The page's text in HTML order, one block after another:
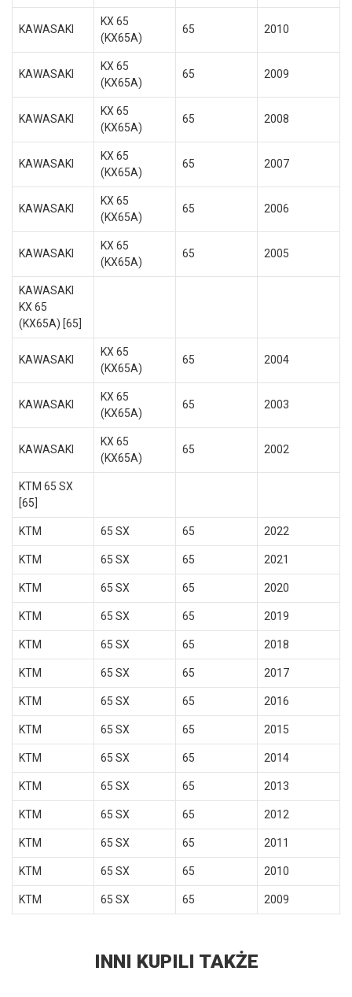
KAWASAKI
KX 65
(KX65A)
65 2010
KAWASAKI
KX 65
(KX65A)
65 2009
KAWASAKI
KX 65
(KX65A)
65 2008
KAWASAKI
KX 65
(KX65A)
65 2007
KAWASAKI
KX 65
(KX65A)
65 2006
KAWASAKI
KX 65
(KX65A)
65 2005
KAWASAKI
KX 65
(KX65A) [65]
KAWASAKI
KX 65
(KX65A)
65 2004
KAWASAKI
KX 65
(KX65A)
65 2003
KAWASAKI
KX 65
(KX65A)
65 2002
KTM 65 SX
[65]
KTM 65 SX 65 2022
KTM 65 SX 65 2021
KTM 65 SX 65 2020
KTM 65 SX 65 2019
KTM 65 SX 65 2018
KTM 65 SX 65 2017
KTM 65 SX 65 2016
KTM 65 SX 65 2015
KTM 65 SX 65 2014
KTM 65 SX 65 2013
KTM 65 SX 65 2012
KTM 65 SX 65 2011
KTM 65 SX 65 2010
KTM 65 SX 65 2009
INNI KUPILI TAKŻE